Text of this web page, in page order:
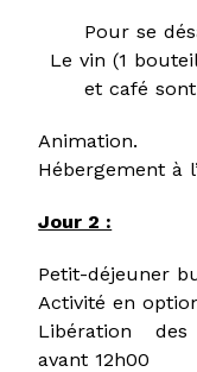
Pour se
Le vin (1
et café
Animation.
Hébergement à
Jour 2 :
Petit-déjeuner
Activité en
Libération des
avant 12h00